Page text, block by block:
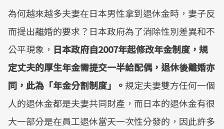
為何越來越多夫妻在日本男性拿到退休金時，妻子反
而提出離婚的要求？日本政府為了消除性別差異和不
公平現象， 日本政府自2007年起修改年金制度，規
定丈夫的厚生年金需提交一半給配偶，退休後離婚亦
同，此為「年金分割制度」。規定夫妻雙方任何一個
人的退休金都是夫妻共同財產，而日本的退休金有很
大一部分是在員工退休當天一次性分發的，因此許多